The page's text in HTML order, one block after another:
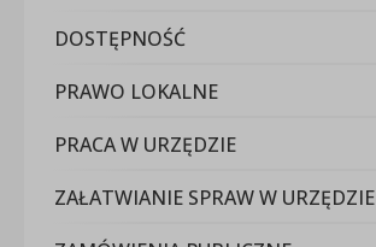
DOSTĘPNOŚĆ
PRAWO LOKALNE
PRACA W URZĘDZIE
ZAŁATWIANIE SPRAW W URZĘDZIE